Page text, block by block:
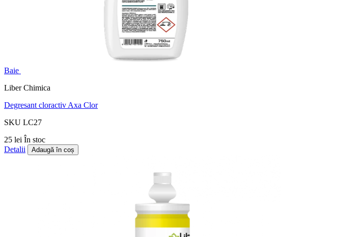
Baie
Liber Chimica
Degresant cloractiv Axa Clor
SKU LC27
25 lei În stoc
Detalii
Adaugă în coș